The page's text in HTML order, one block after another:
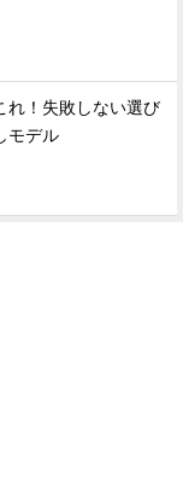
れ！失敗しない選び
モデル